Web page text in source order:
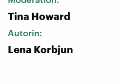
Tina Howard
Autorin:
Lena Korbjun